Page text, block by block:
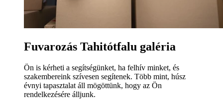
Fuvarozás Tahitótfalu galéria
Ön is kérheti a segítségünket, ha felhív minket, és
szakembereink szívesen segítenek. Több mint, húsz
évnyi tapasztalat áll mögöttünk, hogy az Ön
rendelkezésére álljunk.